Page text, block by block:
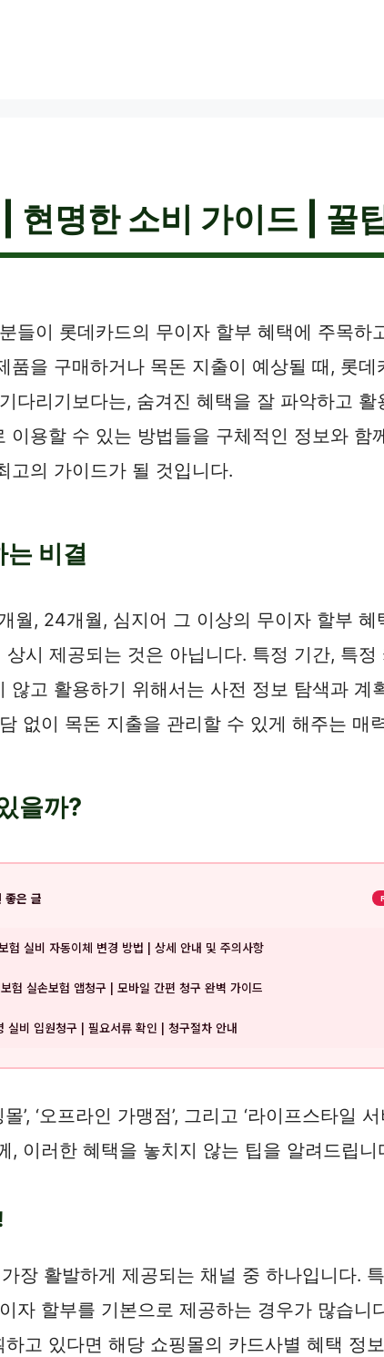
현명한 소비 가이드 | 꿀
들이 롯데카드의 무이자 할부 혜택에 주목하
을 구매하거나 목돈 지출이 예상될 때, 롯
다리기보다는, 숨겨진 혜택을 잘 파악하고
용할 수 있는 방법들을 구체적인 정보와 함
고의 가이드가 될 것입니다.
비결
, 24개월, 심지어 그 이상의 무이자 할부 혜
시 제공되는 것은 아닙니다. 특정 기간, 특
고 활용하기 위해서는 사전 정보 탐색과 계
없이 목돈 지출을 관리할 수 있게 해주는 매
을까?
좋은 글
험 실비 자동이체 변경 방법 | 상세 안내 및 주의사항
험 실손보험 앱청구 | 모바일 간편 청구 완벽 가이드
실비 입원청구 | 필요서류 확인 | 청구절차 안내
’, ‘오프라인 가맹점’, 그리고 ‘라이프스타일
이러한 혜택을 놓치지 않는 팁을 알려드립니
장 활발하게 제공되는 채널 중 하나입니다.
자 할부를 기본으로 제공하는 경우가 많습니
고 있다면 해당 쇼핑몰의 카드사별 혜택 정